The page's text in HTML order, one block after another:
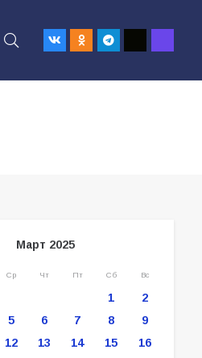
Март 2025
Ср Чт Пт Сб Вс
1
2
5 6 7 8
9
12 13 14 15
16